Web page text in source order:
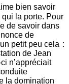
bien savoir
la porte. Pour
de savoir dans
de
petit peu cela :
de Jean
n’appréciait
la domination